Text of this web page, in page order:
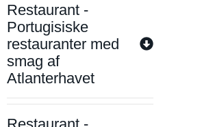
Restaurant -
Portugisiske
restauranter med
smag af
Atlanterhavet